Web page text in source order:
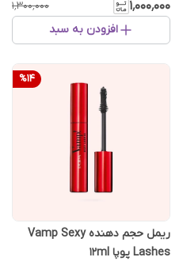
۱٬۰۰۰٬۰۰۰ ۱٬۳۰۰٬۰۰۰
افزودن به سبد
%14
ریمل حجم دهنده Vamp Sexy
Lashes پوپا 12ml